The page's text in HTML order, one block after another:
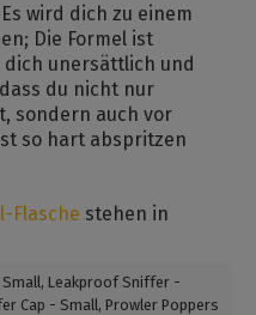
wird dich zu einem
Die Formel ist
unersättlich und
du nicht nur
sondern auch vor
so hart abspritzen
Flasche stehen in
, Leakproof Sniffer -
Cap - Small, Prowler Poppers